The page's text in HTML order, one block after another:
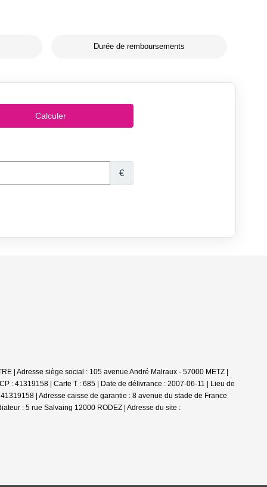
Durée de remboursements
| Adresse siège social : 105 avenue André Malraux - 57000 METZ |
: 41319158 | Carte T : 685 | Date de délivrance : 2007-06-11 | Lieu de
| Adresse caisse de garantie : 8 avenue du stade de France
: 5 rue Salvaing 12000 RODEZ | Adresse du site :